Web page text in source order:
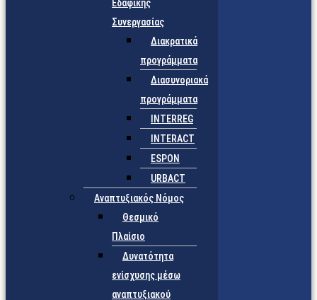
Εδαφικής
Συνεργασίας
Διακρατικά
προγράμματα
Διασυνοριακά
προγράμματα
INTERREG
INTERACT
ESPON
URBACT
Αναπτυξιακός Νόμος
Θεσμικό
Πλαίσιο
Δυνατότητα
ενίσχυσης μέσω
αναπτυξιακού